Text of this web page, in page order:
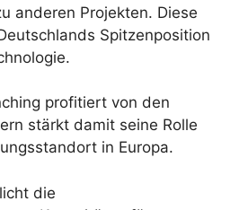
anderen Projekten. Diese
Spitzenposition
profitiert von den
stärkt damit seine Rolle
in Europa.
die